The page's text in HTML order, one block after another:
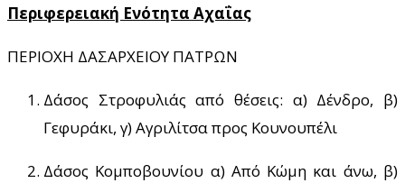
Περιφερειακή Ενότητα Αχαΐας
ΠΕΡΙΟΧΗ ΔΑΣΑΡΧΕΙΟΥ ΠΑΤΡΩΝ
Δάσος Στροφυλιάς από θέσεις: α) Δένδρο, β)
Γεφυράκι, γ) Αγριλίτσα προς Κουνουπέλι
Δάσος Κομποβουνίου α) Από Κώμη και άνω, β)